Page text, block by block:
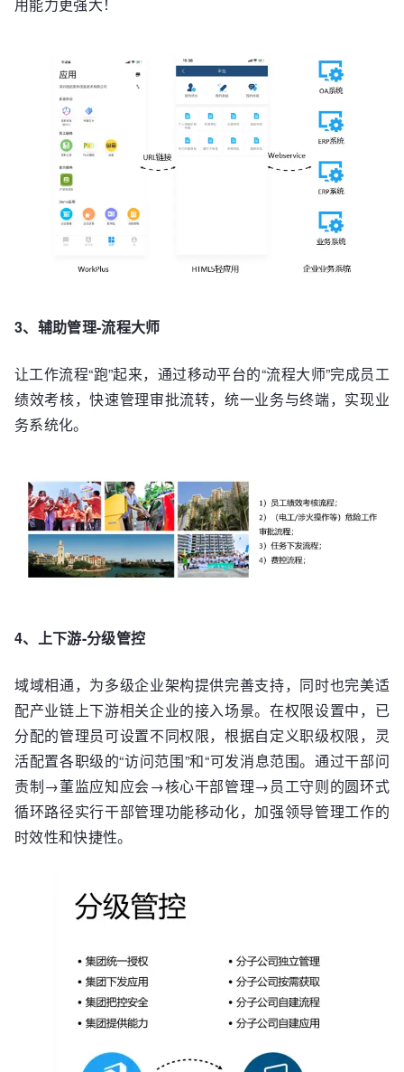
用能力更强大！
3、辅助管理-流程大师
让工作流程“跑”起来，通过移动平台的“流程大师”完成员工
绩效考核，快速管理审批流转，统一业务与终端，实现业
务系统化。
4、上下游-分级管控
域域相通，为多级企业架构提供完善支持，同时也完美适
配产业链上下游相关企业的接入场景。在权限设置中，已
分配的管理员可设置不同权限，根据自定义职级权限，灵
活配置各职级的“访问范围”和“可发消息范围。通过干部问
责制→董监应知应会→核心干部管理→员工守则的圆环式
循环路径实行干部管理功能移动化，加强领导管理工作的
时效性和快捷性。